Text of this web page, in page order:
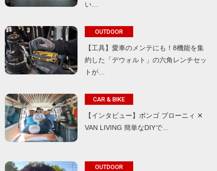
い…
OUTDOOR
【工具】愛車のメンテにも！8機能を集
約した「デウォルト」の六角レンチセッ
トが…
CAR & BIKE
【インタビュー】ボンゴ ブローニィ ✕
VAN LIVING 簡単なDIYで…
OUTDOOR